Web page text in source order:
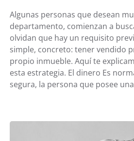
Algunas personas que desean
departamento, comienzan a
olvidan que hay un requisito
simple, concreto: tener vendido
propio inmueble. Aquí te
esta estrategia. El dinero Es
segura, la persona que posee